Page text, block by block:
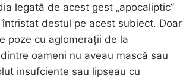
legată de acest gest „apocaliptic”
destul pe acest subiect. Doar
poze cu aglomerații de la
oameni nu aveau mască sau
insufciente sau lipseau cu